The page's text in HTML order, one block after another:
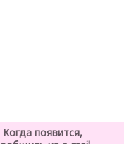
Когда появится,